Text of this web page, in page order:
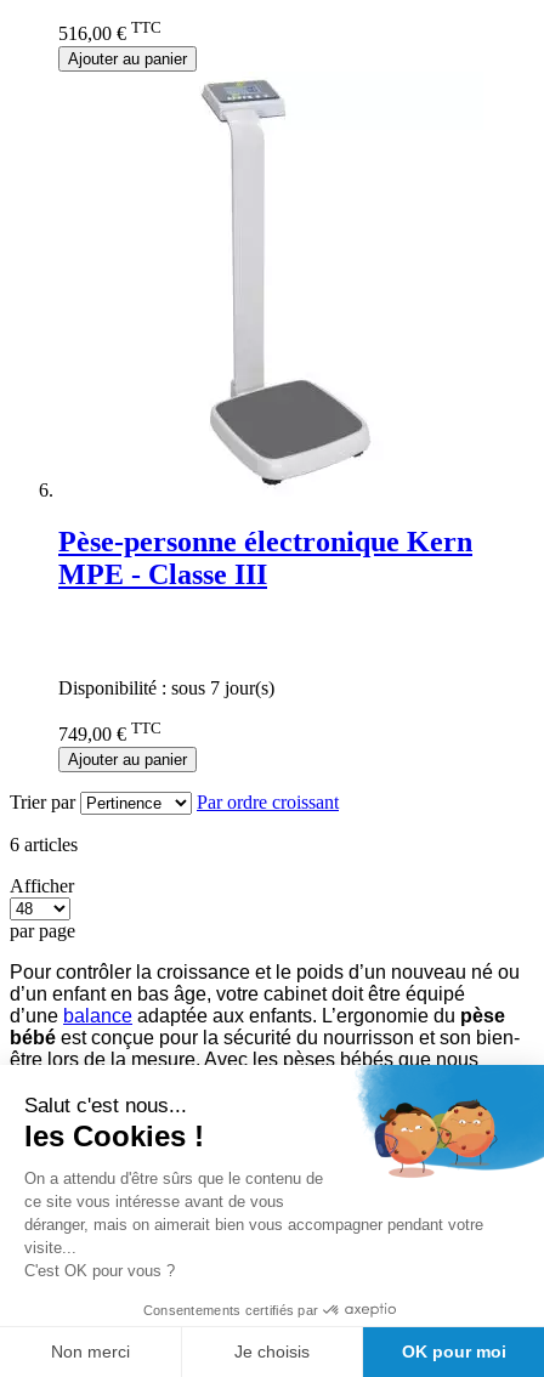
516,00 € TTC
Ajouter au panier
Pèse-personne électronique Kern
MPE - Classe III
Disponibilité : sous 7 jour(s)
749,00 € TTC
Ajouter au panier
Trier par Par ordre croissant
6 articles
Afficher
par page
Pour contrôler la croissance et le poids d’un nouveau né ou
d’un enfant en bas âge, votre cabinet doit être équipé
d’une balance adaptée aux enfants. L’ergonomie du pèse
bébé est conçue pour la sécurité du nourrisson et son bien-
être lors de la mesure. Avec les pèses bébés que nous
proposons, il est facile de mesurer l’enfant, en position
assise ou allongée.
Pourquoi acheter un pèse-bébé dès
la naissance ?
Les pèses-bébés électroniques modernes offrent bien plus
qu’une simple lecture du poids. Ils sont pensés pour faciliter
le travail du professionnel :
- Lecture rapide et précise, souvent au gramme près
- Plateaux ergonomiques adaptés à la morphologie du
nourrisson
Salut c'est nous...
les Cookies !
On a attendu d'être sûrs que le contenu de
ce site vous intéresse avant de vous
déranger, mais on aimerait bien vous accompagner pendant votre
visite...
C'est OK pour vous ?
Consentements certifiés par
Non merci Je choisis OK pour moi